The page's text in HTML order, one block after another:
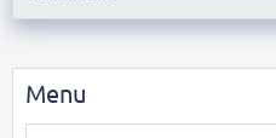
Menu